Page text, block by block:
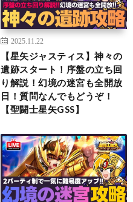
2025.11.22
【星矢ジャスティス】神々の
遺跡スタート！序盤の立ち回
り解説！幻境の迷宮も全開放
日！質問なんでもどうぞ！
【聖闘士星矢GSS】